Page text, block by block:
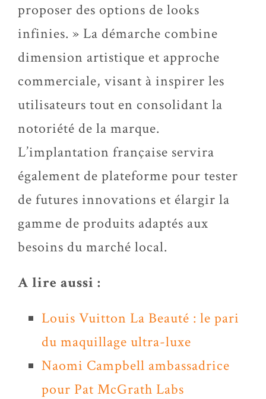
proposer des options de looks
infinies. » La démarche combine
dimension artistique et approche
commerciale, visant à inspirer les
utilisateurs tout en consolidant la
notoriété de la marque.
L’implantation française servira
également de plateforme pour tester
de futures innovations et élargir la
gamme de produits adaptés aux
besoins du marché local.
A lire aussi :
Louis Vuitton La Beauté : le pari
du maquillage ultra-luxe
Naomi Campbell ambassadrice
pour Pat McGrath Labs